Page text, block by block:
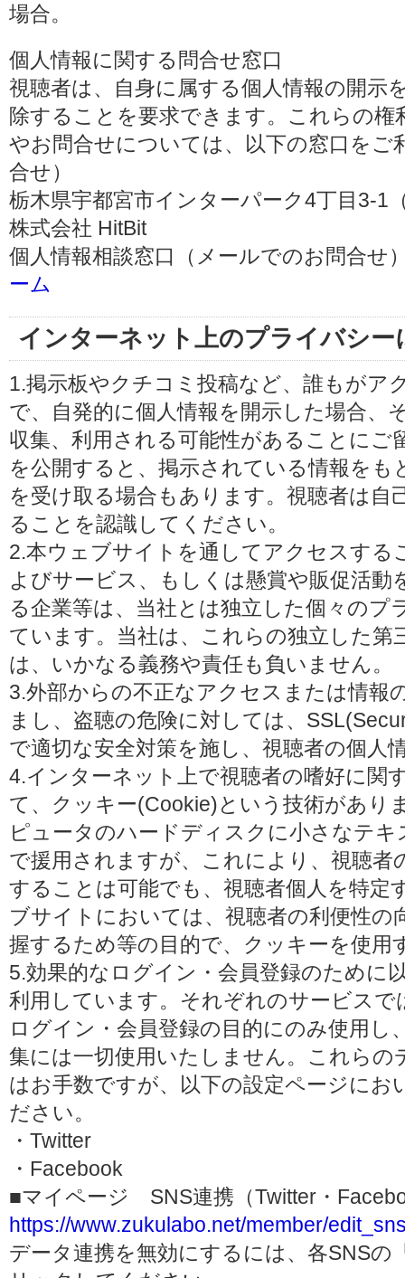
場合。
個人情報に関する問合せ窓口
視聴者は、自身に属する個人情報の開示
除することを要求できます。これらの権
やお問合せについては、以下の窓口をご
合せ）
栃木県宇都宮市インターパーク4丁目3-1
株式会社 HitBit
個人情報相談窓口（メールでのお問合せ
ーム
インターネット上のプライバシー
1.掲示板やクチコミ投稿など、誰もがア
で、自発的に個人情報を開示した場合、
収集、利用される可能性があることに
を公開すると、掲示されている情報を
を受け取る場合もあります。視聴者は自
ることを認識してください。
2.本ウェブサイトを通してアクセスする
よびサービス、もしくは懸賞や販促活動
る企業等は、当社とは独立した個々のプ
ています。当社は、これらの独立した第
は、いかなる義務や責任も負いません。
3.外部からの不正なアクセスまたは情報
まし、盗聴の危険に対しては、
で適切な安全対策を施し、視聴者の個人
4.インターネット上で視聴者の嗜好に関
て、クッキー(Cookie)という技術があり
ピュータのハードディスクに小さなテ
で援用されますが、これにより、視聴
することは可能でも、視聴者個人を特定
ブサイトにおいては、視聴者の利便性の
握するため等の目的で、クッキーを使用
5.効果的なログイン・会員登録のために
利用しています。それぞれのサービス
ログイン・会員登録の目的にのみ使用し
集には一切使用いたしません。これらの
はお手数ですが、以下の設定ページにお
ださい。
・Twitter
・Facebook
■マイページ SNS連携（Twitter・
https://www.zukulabo.net/member/
データ連携を無効にするには、各SNSの